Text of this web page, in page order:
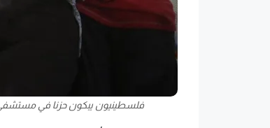
فلسطينيون يبكون حزنا في مستشفى